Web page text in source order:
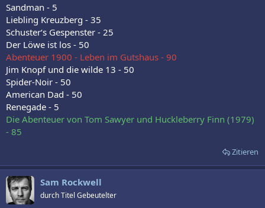
Sandman - 5
Liebling Kreuzberg - 35
Schuster‘s Gespenster - 25
Der Löwe ist los - 50
Abenteuer 1900 - Leben im Gutshaus - 90
Jim Knopf und die wilde 13 - 50
Spider-Noir - 50
American Dad - 50
Renegade - 5
Die Abenteuer von Tom Sawyer und Huckleberry Finn (1979)
- 85
Zitieren
Sam Rockwell
durch Titel Gebeutelter